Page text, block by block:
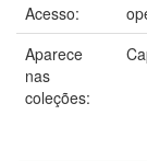
Acesso:
Aparece
nas
coleções: